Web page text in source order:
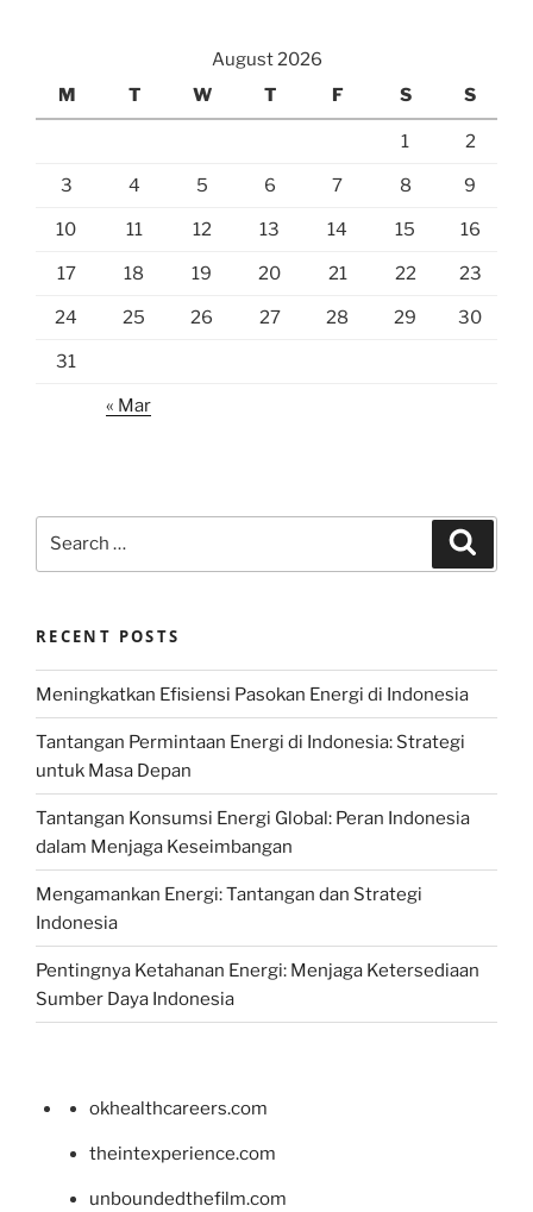
August 2026
M
T W T F S S
1 2
3 4 5 6 7 8 9
10 11 12 13 14 15 16
17 18 19 20 21 22 23
24 25 26 27 28 29 30
31
« Mar
RECENT POSTS
Meningkatkan Efisiensi Pasokan Energi di Indonesia
Tantangan Permintaan Energi di Indonesia: Strategi
untuk Masa Depan
Tantangan Konsumsi Energi Global: Peran Indonesia
dalam Menjaga Keseimbangan
Mengamankan Energi: Tantangan dan Strategi
Indonesia
Pentingnya Ketahanan Energi: Menjaga Ketersediaan
Sumber Daya Indonesia
okhealthcareers.com
theintexperience.com
unboundedthefilm.com